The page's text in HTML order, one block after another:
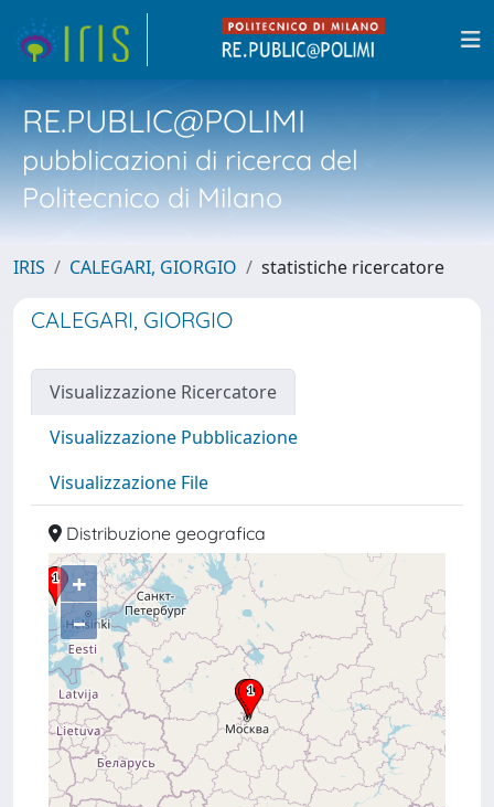
RE.PUBLIC@POLIMI
pubblicazioni di ricerca del
Politecnico di Milano
IRIS CALEGARI, GIORGIO statistiche ricercatore
CALEGARI, GIORGIO
Visualizzazione Ricercatore
Visualizzazione Pubblicazione
Visualizzazione File
Distribuzione geografica
+
–